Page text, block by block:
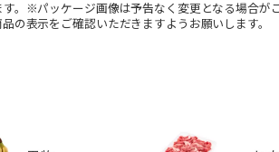
。※パッケージ画像は予告なく変更となる場合が
の表示をご確認いただきますようお願いします。